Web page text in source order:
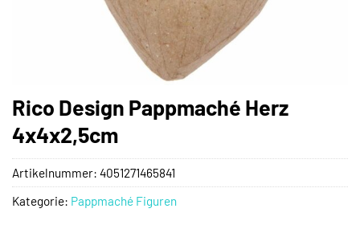
Rico Design Pappmaché Herz
4x4x2,5cm
Artikelnummer: 4051271465841
Kategorie: Pappmaché Figuren